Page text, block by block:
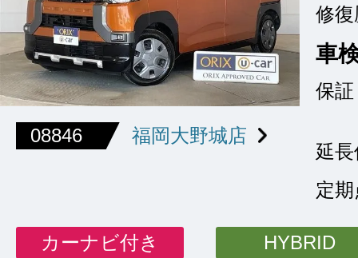
08846 福岡大野城店
修復
車
保証
延
定
カーナビ付き HYBRID